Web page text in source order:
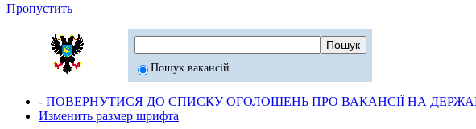
Пропустить
Пошук вакансій
- ПОВЕРНУТИСЯ ДО СПИСКУ ОГОЛОШЕНЬ ПРО ВАКАНСІЇ НА
Изменить размер шрифта